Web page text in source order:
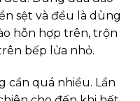
sệt và đều là dùng
hỗn hợp trên, trộn
bếp lửa nhỏ.
cần quá nhiều. Lần